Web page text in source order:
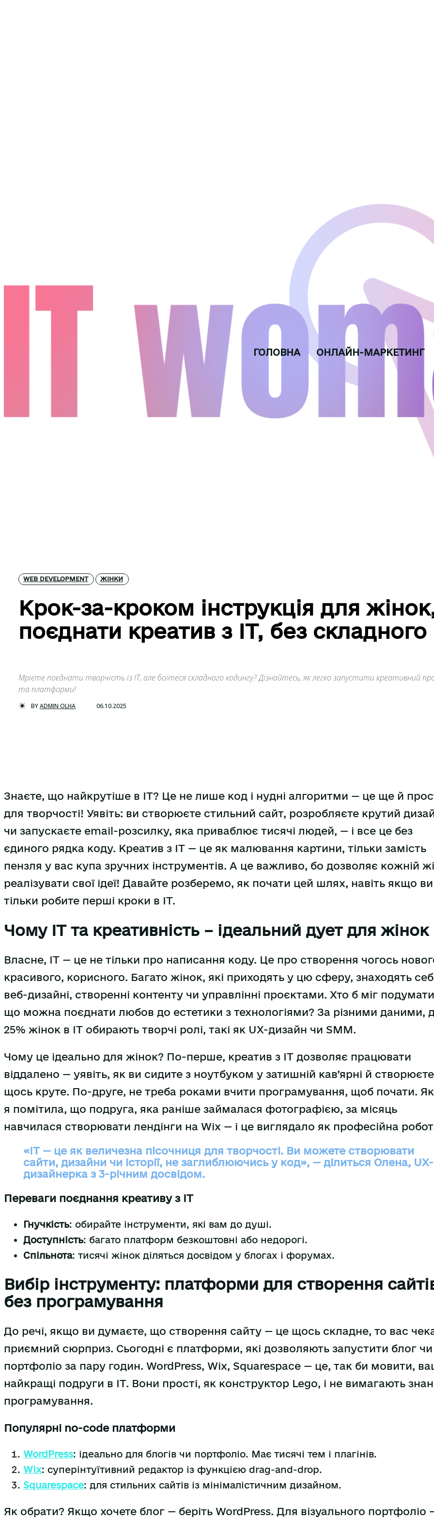
ГОЛОВНА ОНЛАЙН-МАРКЕТИНГ
WEB DEVELOPMENT ЖІНКИ
Крок-за-кроком інструкція для
поєднати креатив з IT, без
Мрієте поєднати творчість із IT, але боїтеся складного кодингу? Дізнайтесь, як легко запустити креативний
та платформи!
BYADMIN OLHA 06.10.2025
Знаєте, що найкрутіше в IT? Це не лише код і нудні алгоритми — це ще й
для творчості! Уявіть: ви створюєте стильний сайт, розробляєте крутий
чи запускаєте email-розсилку, яка приваблює тисячі людей, — і все це без
єдиного рядка коду. Креатив з IT — це як малювання картини, тільки замість
пензля у вас купа зручних інструментів. А це важливо, бо дозволяє кожній
реалізувати свої ідеї! Давайте розберемо, як почати цей шлях, навіть якщо ви
тільки робите перші кроки в IT.
Чому IT та креативність – ідеальний дует для жінок
Власне, IT — це не тільки про написання коду. Це про створення чогось
красивого, корисного. Багато жінок, які приходять у цю сферу, знаходять
веб-дизайні, створенні контенту чи управлінні проєктами. Хто б міг
що можна поєднати любов до естетики з технологіями? За різними даними,
25% жінок в IT обирають творчі ролі, такі як UX-дизайн чи SMM.
Чому це ідеально для жінок? По-перше, креатив з IT дозволяє працювати
віддалено — уявіть, як ви сидите з ноутбуком у затишній кав’ярні й створюєте
щось круте. По-друге, не треба роками вчити програмування, щоб почати.
я помітила, що подруга, яка раніше займалася фотографією, за місяць
навчилася створювати лендінги на Wix — і це виглядало як професійна
«IT — це як величезна пісочниця для творчості. Ви можете створювати
сайти, дизайни чи історії, не заглиблюючись у код», — ділиться Олена, UX-
дизайнерка з 3-річним досвідом.
Переваги поєднання креативу з IT
Гнучкість: обирайте інструменти, які вам до душі.
Доступність: багато платформ безкоштовні або недорогі.
Спільнота: тисячі жінок діляться досвідом у блогах і форумах.
Вибір інструменту: платформи для створення
без програмування
До речі, якщо ви думаєте, що створення сайту — це щось складне, то вас
приємний сюрприз. Сьогодні є платформи, які дозволяють запустити блог чи
портфоліо за пару годин. WordPress, Wix, Squarespace — це, так би мовити,
найкращі подруги в IT. Вони прості, як конструктор Lego, і не вимагають
програмування.
Популярні no-code платформи
WordPress: ідеально для блогів чи портфоліо. Має тисячі тем і плагінів.
Wix: суперінтуїтивний редактор із функцією drag-and-drop.
Squarespace: для стильних сайтів із мінімалістичним дизайном.
Як обрати? Якщо хочете блог — беріть WordPress. Для візуального портфоліо